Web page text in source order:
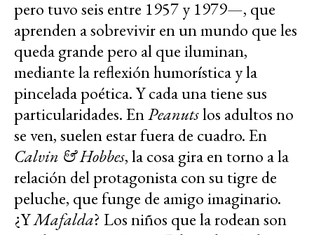
pero tuvo seis entre 1957 y 1979—, que
aprenden a sobrevivir en un mundo que les
queda grande pero al que iluminan,
mediante la reflexión humorística y la
pincelada poética. Y cada una tiene sus
particularidades. EnPeanutslos adultos no
se ven, suelen estar fuera de cuadro. En
Calvin & Hobbes, la cosa gira en torno a la
relación del protagonista con su tigre de
peluche, que funge de amigo imaginario.
¿YMafalda? Los niños que la rodean son